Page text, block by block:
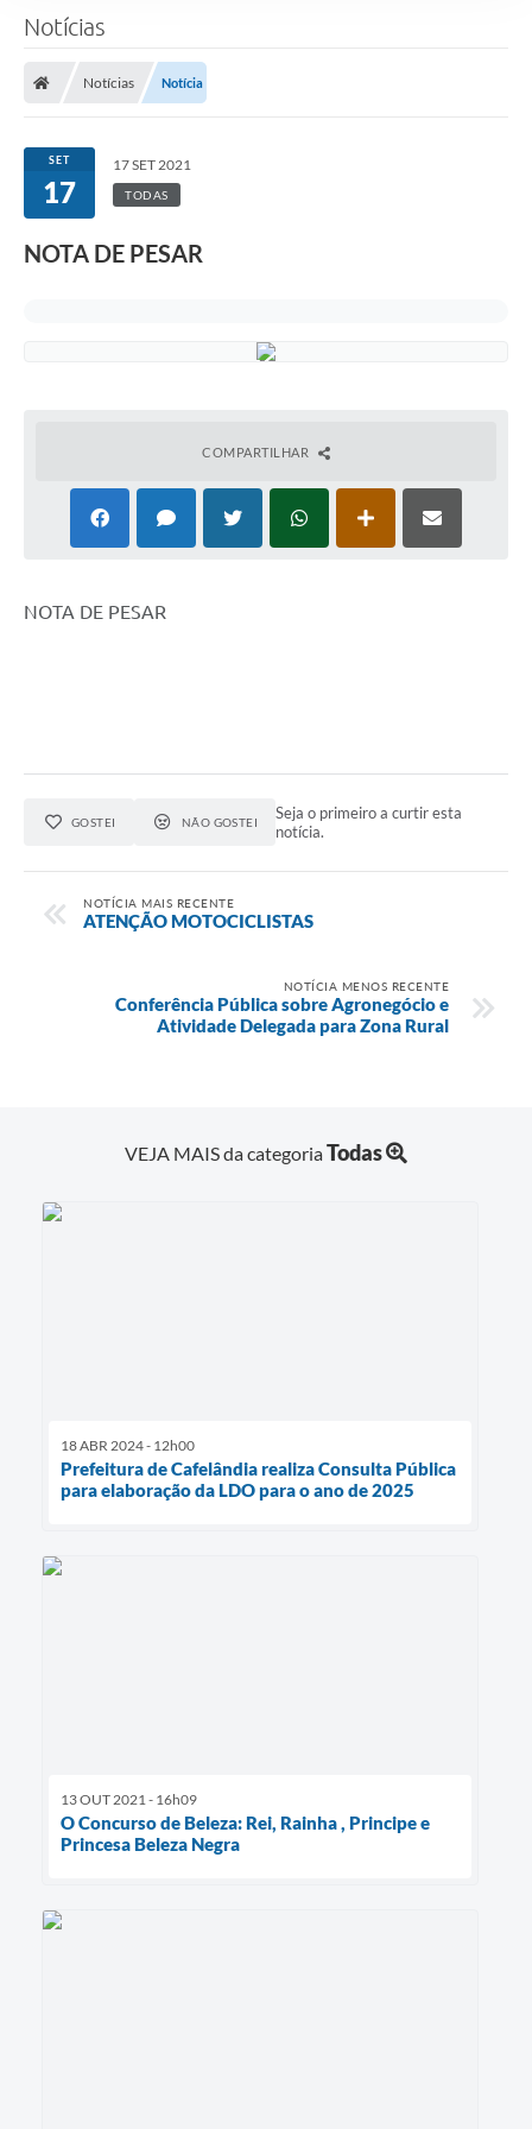
Notícias
Notícias Notícia
SET
17
17 SET 2021
TODAS
NOTA DE PESAR
COMPARTILHAR
NOTA DE PESAR
GOSTEI NÃO GOSTEI
Seja o primeiro a curtir esta
notícia.
NOTÍCIA MAIS RECENTE
ATENÇÃO MOTOCICLISTAS
NOTÍCIA MENOS RECENTE
Conferência Pública sobre Agronegócio e
Atividade Delegada para Zona Rural
VEJA MAIS da categoriaTodas
18 ABR 2024 - 12h00
Prefeitura de Cafelândia realiza Consulta Pública
para elaboração da LDO para o ano de 2025
13 OUT 2021 - 16h09
O Concurso de Beleza: Rei, Rainha , Principe e
Princesa Beleza Negra